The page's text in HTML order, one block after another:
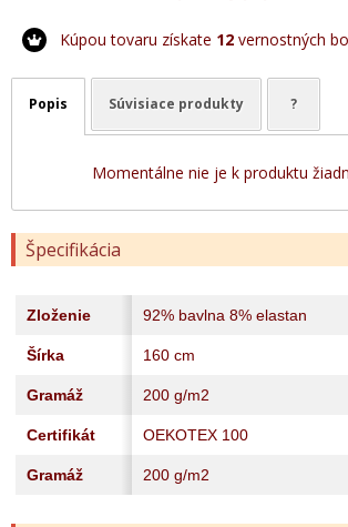
Kúpou tovaru získate 12 vernostných
Popis Súvisiace produkty ?
Momentálne nie je k produktu
Špecifikácia
Zloženie 92% bavlna 8% elastan
Šírka 160 cm
Gramáž 200 g/m2
Certifikát OEKOTEX 100
Gramáž 200 g/m2